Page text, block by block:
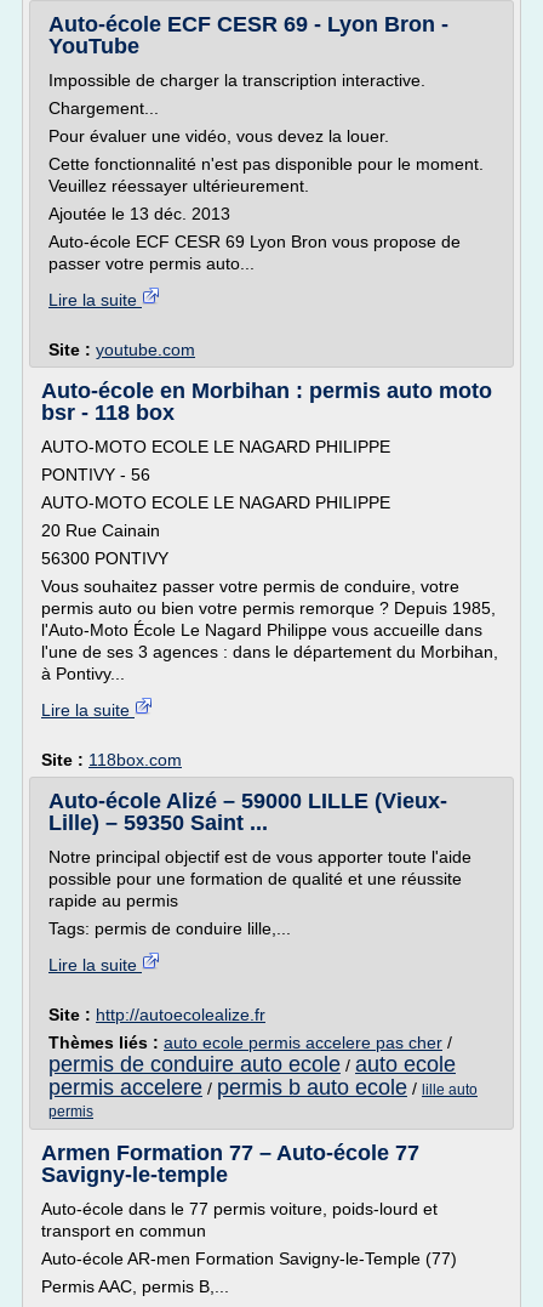
Auto-école ECF CESR 69 - Lyon Bron -
YouTube
Impossible de charger la transcription interactive.
Chargement...
Pour évaluer une vidéo, vous devez la louer.
Cette fonctionnalité n'est pas disponible pour le moment.
Veuillez réessayer ultérieurement.
Ajoutée le 13 déc. 2013
Auto-école ECF CESR 69 Lyon Bron vous propose de
passer votre permis auto...
Lire la suite
Site : youtube.com
Auto-école en Morbihan : permis auto moto
bsr - 118 box
AUTO-MOTO ECOLE LE NAGARD PHILIPPE
PONTIVY - 56
AUTO-MOTO ECOLE LE NAGARD PHILIPPE
20 Rue Cainain
56300 PONTIVY
Vous souhaitez passer votre permis de conduire, votre
permis auto ou bien votre permis remorque ? Depuis 1985,
l'Auto-Moto École Le Nagard Philippe vous accueille dans
l'une de ses 3 agences : dans le département du Morbihan,
à Pontivy...
Lire la suite
Site : 118box.com
Auto-école Alizé – 59000 LILLE (Vieux-
Lille) – 59350 Saint ...
Notre principal objectif est de vous apporter toute l'aide
possible pour une formation de qualité et une réussite
rapide au permis
Tags: permis de conduire lille,...
Lire la suite
Site : http://autoecolealize.fr
Thèmes liés : auto ecole permis accelere pas cher /
permis de conduire auto ecole / auto ecole
permis accelere / permis b auto ecole / lille auto
permis
Armen Formation 77 – Auto-école 77
Savigny-le-temple
Auto-école dans le 77 permis voiture, poids-lourd et
transport en commun
Auto-école AR-men Formation Savigny-le-Temple (77)
Permis AAC, permis B,...